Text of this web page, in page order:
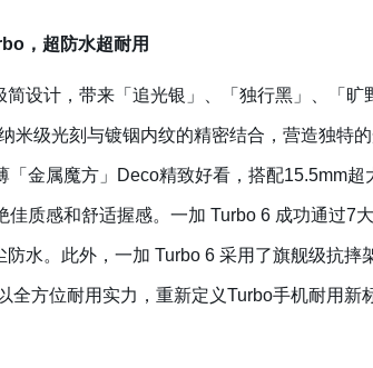
，超防水超耐用
简设计，带来「追光银」、「独行黑」、「
米级光刻与镀铟内纹的精密结合，营造独特
「金属魔方」Deco精致好看，搭配15.5mm
佳质感和舒适握感。一加 Turbo 6 成功通过7
防水。此外，一加 Turbo 6 采用了旗舰级抗
全方位耐用实力，重新定义Turbo手机耐用新